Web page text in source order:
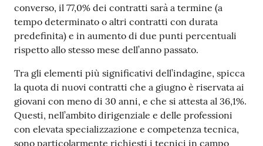
converso, il 77,0% dei contratti sarà a termine (a
tempo determinato o altri contratti con durata
predefinita) e in aumento di due punti percentuali
rispetto allo stesso mese dell’anno passato.
Tra gli elementi più significativi dell’indagine, spicca
la quota di nuovi contratti che a giugno è riservata ai
giovani con meno di 30 anni, e che si attesta al 36,1%.
Questi, nell’ambito dirigenziale e delle professioni
con elevata specializzazione e competenza tecnica,
sono particolarmente richiesti i tecnici in campo